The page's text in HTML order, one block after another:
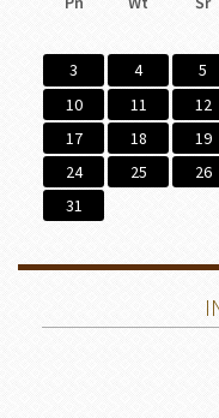
3
4 5
10
11 12
17
18 19
24
25 26
31